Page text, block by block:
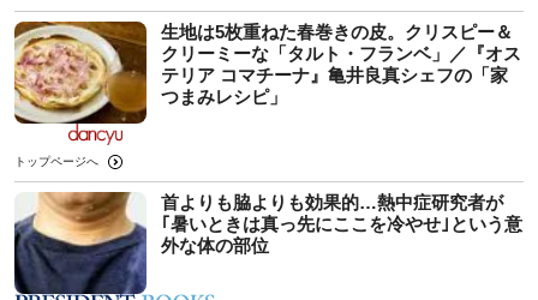
生地は5枚重ねた春巻きの皮。クリスピー＆
クリーミーな「タルト・フランベ」／『オス
テリア コマチーナ』亀井良真シェフの「家
つまみレシピ」
トップページへ
首よりも脇よりも効果的…熱中症研究者が
｢暑いときは真っ先にここを冷やせ｣という意
外な体の部位